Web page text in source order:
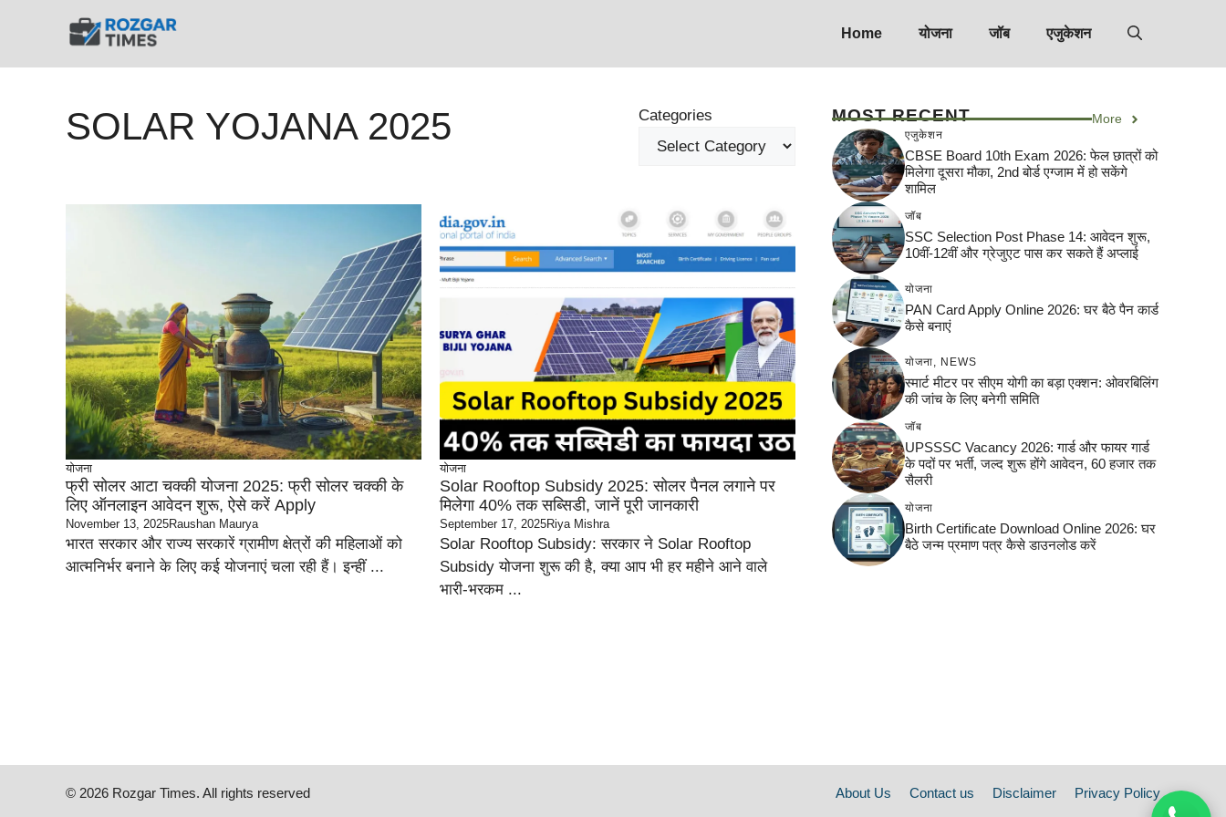
Home योजना जॉब एजुकेशन
SOLAR YOJANA 2025 Categories
योजना
फ्री सोलर आटा चक्की योजना 2025: फ्री सोलर चक्की के
लिए ऑनलाइन आवेदन शुरू, ऐसे करें Apply
November 13, 2025Raushan Maurya
भारत सरकार और राज्य सरकारें ग्रामीण क्षेत्रों की महिलाओं को
आत्मनिर्भर बनाने के लिए कई योजनाएं चला रही हैं। इन्हीं ...
योजना
Solar Rooftop Subsidy 2025: सोलर पैनल लगाने पर
मिलेगा 40% तक सब्सिडी, जानें पूरी जानकारी
September 17, 2025Riya Mishra
Solar Rooftop Subsidy: सरकार ने Solar Rooftop
Subsidy योजना शुरू की है, क्या आप भी हर महीने आने वाले
भारी-भरकम ...
MOST RECENT More
एजुकेशन
CBSE Board 10th Exam 2026: फेल छात्रों को
मिलेगा दूसरा मौका, 2nd बोर्ड एग्जाम में हो सकेंगे
शामिल
जॉब
SSC Selection Post Phase 14: आवेदन शुरू,
10वीं-12वीं और ग्रेजुएट पास कर सकते हैं अप्लाई
योजना
PAN Card Apply Online 2026: घर बैठे पैन कार्ड
कैसे बनाएं
योजना NEWS
स्मार्ट मीटर पर सीएम योगी का बड़ा एक्शन: ओवरबिलिंग
की जांच के लिए बनेगी समिति
जॉब
UPSSSC Vacancy 2026: गार्ड और फायर गार्ड
के पदों पर भर्ती, जल्द शुरू होंगे आवेदन, 60 हजार तक
सैलरी
योजना
Birth Certificate Download Online 2026: घर
बैठे जन्म प्रमाण पत्र कैसे डाउनलोड करें
About Us Contact us Disclaimer Privacy Policy
© 2026 Rozgar Times. All rights reserved